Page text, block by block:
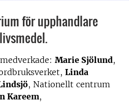
för upphandlare
Marie Sjölund,
Linda
, Nationellt centrum
Kareem,